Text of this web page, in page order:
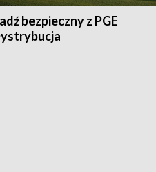
bezpieczny z PGE